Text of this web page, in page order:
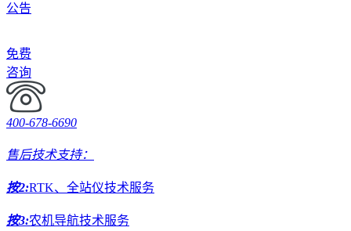
公告
免费
咨询
400-678-6690
售后技术支持：
按2:RTK、全站仪技术服务
按3:农机导航技术服务